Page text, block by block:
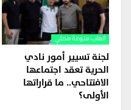
ألعاب منوعة محلي
لجنة تسيير أمور نادي
الحرية تعقد اجتماعها
الافتتاحي.. ما قراراتها
الأولى؟